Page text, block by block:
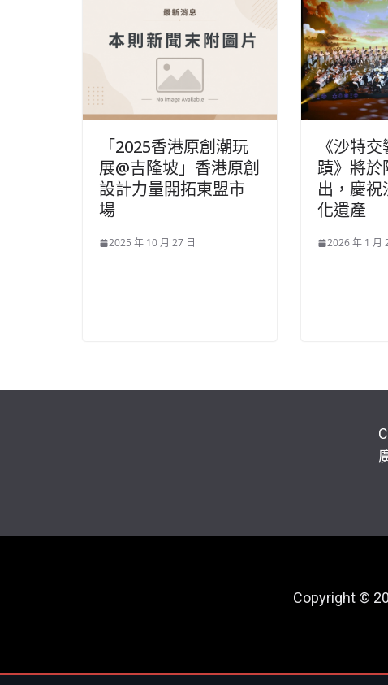
「2025香港原創潮玩
展@吉隆坡」香港原創
設計力量開拓東盟市
場
2025 年 10 月 27 日
《沙特
蹟》將於
出，慶
化遺產
2026 年 1 月
Copyright ©